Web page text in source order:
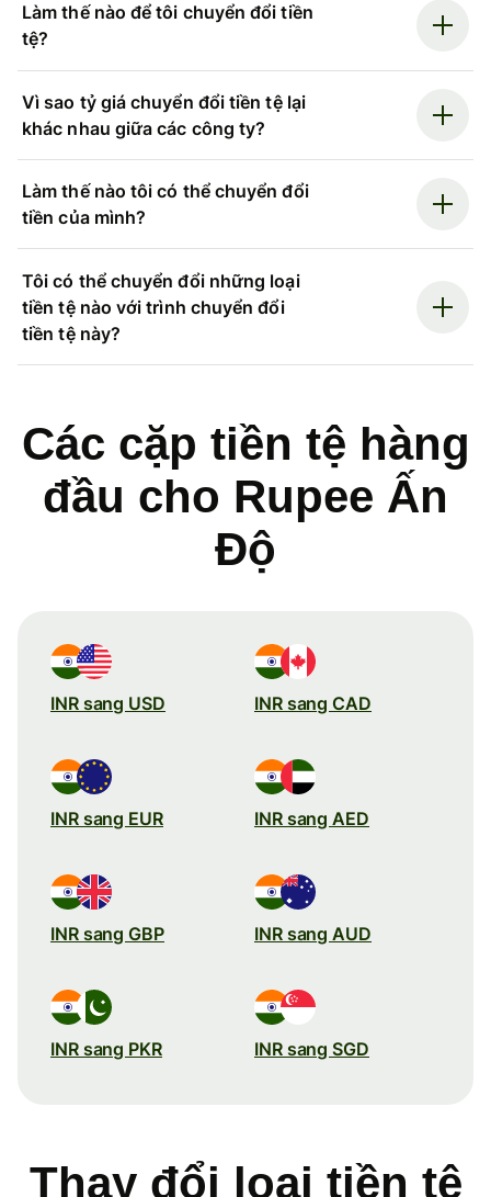
Làm thế nào để tôi chuyển đổi tiền
tệ?
Vì sao tỷ giá chuyển đổi tiền tệ lại
khác nhau giữa các công ty?
Làm thế nào tôi có thể chuyển đổi
tiền của mình?
Tôi có thể chuyển đổi những loại
tiền tệ nào với trình chuyển đổi
tiền tệ này?
Các cặp tiền tệ hàng
đầu cho Rupee Ấn
Độ
INR sang USD INR sang CAD
INR sang EUR INR sang AED
INR sang GBP INR sang AUD
INR sang PKR INR sang SGD
Thay đổi loại tiền tệ